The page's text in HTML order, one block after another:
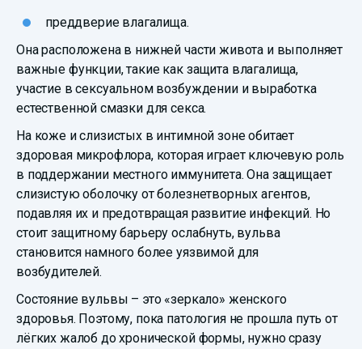
преддверие влагалища.
Она расположена в нижней части живота и выполняет
важные функции, такие как защита влагалища,
участие в сексуальном возбуждении и выработка
естественной смазки для секса.
На коже и слизистых в интимной зоне обитает
здоровая микрофлора, которая играет ключевую роль
в поддержании местного иммунитета. Она защищает
слизистую оболочку от болезнетворных агентов,
подавляя их и предотвращая развитие инфекций. Но
стоит защитному барьеру ослабнуть, вульва
становится намного более уязвимой для
возбудителей.
Состояние вульвы – это «зеркало» женского
здоровья. Поэтому, пока патология не прошла путь от
лёгких жалоб до хронической формы, нужно сразу